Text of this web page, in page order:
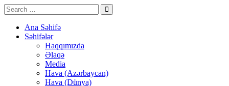
Ana Səhifə
Səhifələr
Haqqımızda
Əlaqə
Media
Hava (Azərbaycan)
Hava (Dünya)